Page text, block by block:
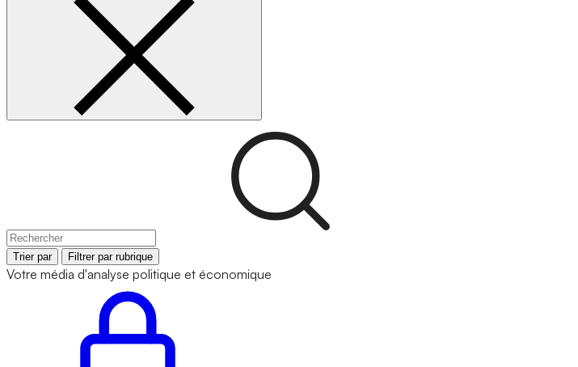
Trier par Filtrer par rubrique
Votre média d'analyse politique et économique